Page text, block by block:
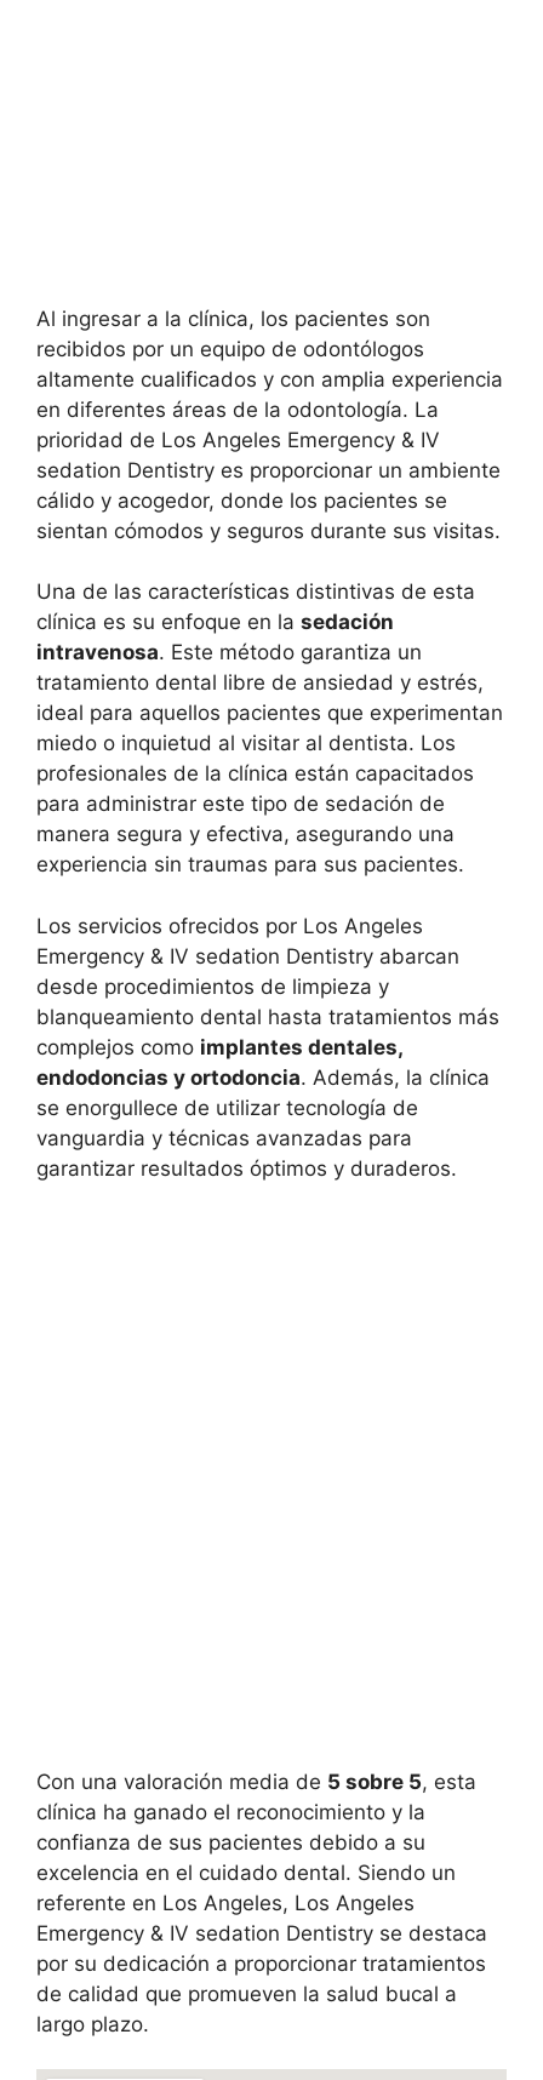
Al ingresar a la clínica, los pacientes son
recibidos por un equipo de odontólogos
altamente cualificados y con amplia experiencia
en diferentes áreas de la odontología. La
prioridad de Los Angeles Emergency & IV
sedation Dentistry es proporcionar un ambiente
cálido y acogedor, donde los pacientes se
sientan cómodos y seguros durante sus visitas.
Una de las características distintivas de esta
clínica es su enfoque en la sedación
intravenosa. Este método garantiza un
tratamiento dental libre de ansiedad y estrés,
ideal para aquellos pacientes que experimentan
miedo o inquietud al visitar al dentista. Los
profesionales de la clínica están capacitados
para administrar este tipo de sedación de
manera segura y efectiva, asegurando una
experiencia sin traumas para sus pacientes.
Los servicios ofrecidos por Los Angeles
Emergency & IV sedation Dentistry abarcan
desde procedimientos de limpieza y
blanqueamiento dental hasta tratamientos más
complejos como implantes dentales,
endodoncias y ortodoncia. Además, la clínica
se enorgullece de utilizar tecnología de
vanguardia y técnicas avanzadas para
garantizar resultados óptimos y duraderos.
Con una valoración media de 5 sobre 5, esta
clínica ha ganado el reconocimiento y la
confianza de sus pacientes debido a su
excelencia en el cuidado dental. Siendo un
referente en Los Angeles, Los Angeles
Emergency & IV sedation Dentistry se destaca
por su dedicación a proporcionar tratamientos
de calidad que promueven la salud bucal a
largo plazo.